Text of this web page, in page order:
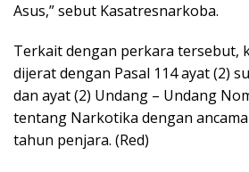
Asus,” sebut Kasatresnarkoba.
Terkait dengan perkara tersebut,
dijerat dengan Pasal 114 ayat (2)
dan ayat (2) Undang – Undang
tentang Narkotika dengan
tahun penjara. (Red)